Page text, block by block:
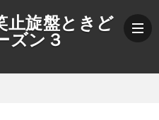
止旋盤ときど
ズン３